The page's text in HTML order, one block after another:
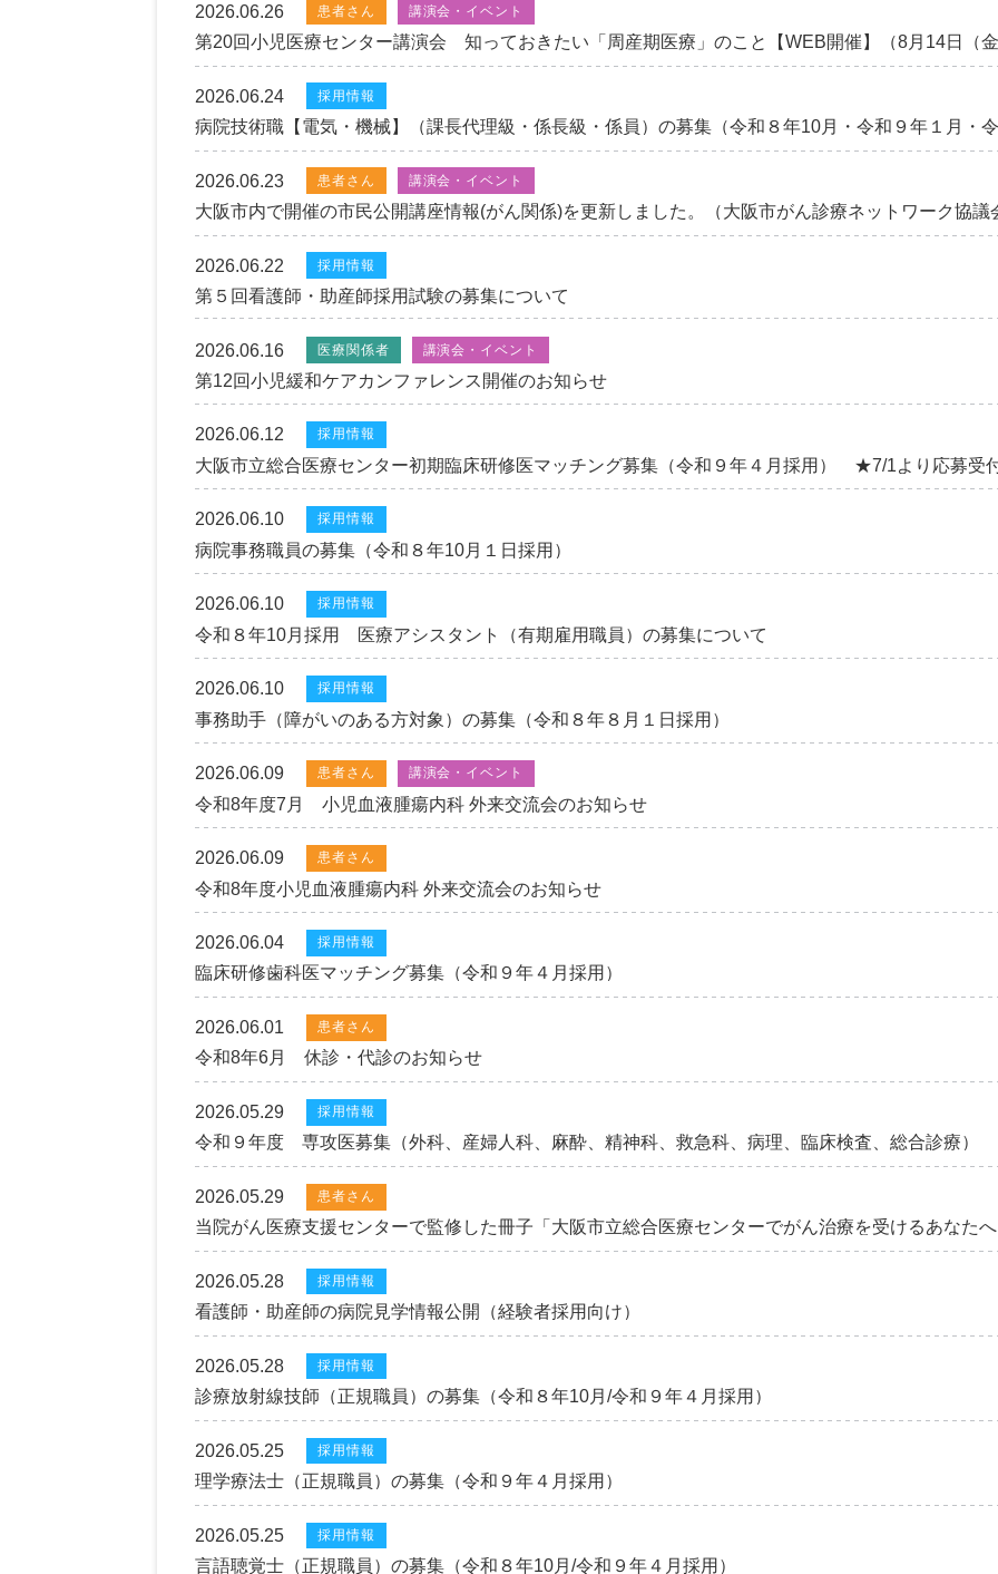
2026.06.26 患者さん 講演会・イベント
第20回小児医療センター講演会 知っておきたい「周産期医療」のこと【WEB開催】（8月14日（
2026.06.24 採用情報
病院技術職【電気・機械】（課長代理級・係長級・係員）の募集（令和８年10月・令和９年１月・
2026.06.23 患者さん 講演会・イベント
大阪市内で開催の市民公開講座情報(がん関係)を更新しました。（大阪市がん診療ネットワーク協議
2026.06.22 採用情報
第５回看護師・助産師採用試験の募集について
2026.06.16 医療関係者 講演会・イベント
第12回小児緩和ケアカンファレンス開催のお知らせ
2026.06.12 採用情報
大阪市立総合医療センター初期臨床研修医マッチング募集（令和９年４月採用） ★7/1より応募受
2026.06.10 採用情報
病院事務職員の募集（令和８年10月１日採用）
2026.06.10 採用情報
令和８年10月採用 医療アシスタント（有期雇用職員）の募集について
2026.06.10 採用情報
事務助手（障がいのある方対象）の募集（令和８年８月１日採用）
2026.06.09 患者さん 講演会・イベント
令和8年度7月 小児血液腫瘍内科 外来交流会のお知らせ
2026.06.09 患者さん
令和8年度小児血液腫瘍内科 外来交流会のお知らせ
2026.06.04 採用情報
臨床研修歯科医マッチング募集（令和９年４月採用）
2026.06.01 患者さん
令和8年6月 休診・代診のお知らせ
2026.05.29 採用情報
令和９年度 専攻医募集（外科、産婦人科、麻酔、精神科、救急科、病理、臨床検査、総合診療）
2026.05.29 患者さん
当院がん医療支援センターで監修した冊子「大阪市立総合医療センターでがん治療を受けるあなた
2026.05.28 採用情報
看護師・助産師の病院見学情報公開（経験者採用向け）
2026.05.28 採用情報
診療放射線技師（正規職員）の募集（令和８年10月/令和９年４月採用）
2026.05.25 採用情報
理学療法士（正規職員）の募集（令和９年４月採用）
2026.05.25 採用情報
言語聴覚士（正規職員）の募集（令和８年10月/令和９年４月採用）